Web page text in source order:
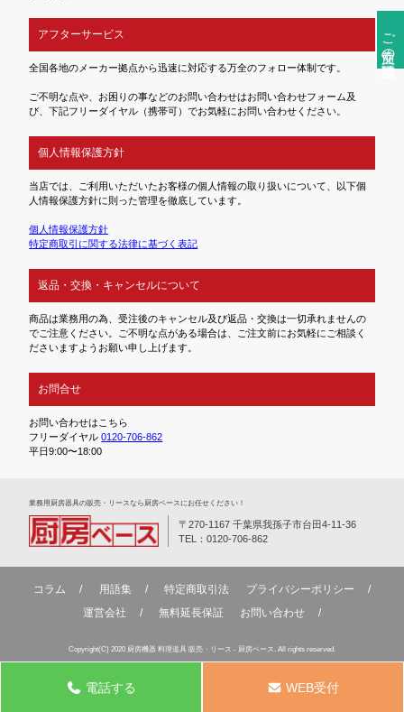
ご注文前の確認事項
アフターサービス
全国各地のメーカー拠点から迅速に対応する万全のフォロー体制です。
ご不明な点や、お困りの事などのお問い合わせはお問い合わせフォーム及
び、下記フリーダイヤル（携帯可）でお気軽にお問い合わせください。
個人情報保護方針
当店では、ご利用いただいたお客様の個人情報の取り扱いについて、以下個
人情報保護方針に則った管理を徹底しています。
個人情報保護方針
特定商取引に関する法律に基づく表記
返品・交換・キャンセルについて
商品は業務用の為、受注後のキャンセル及び返品・交換は一切承れませんの
でご注意ください。ご不明な点がある場合は、ご注文前にお気軽にご相談く
ださいますようお願い申し上げます。
お問合せ
お問い合わせはこちら
フリーダイヤル0120-706-862
平日9:00〜18:00
業務⽤厨房器具の販売・リースなら厨房ベースにお任せください！
〒270-1167 千葉県我孫子市台田4-11-36
TEL：0120-706-862
コラム 用語集 特定商取引法
プライバシーポリシー
運営会社
無料延⻑保証 お問い合わせ
Copyright(C) 2020 厨房機器 料理道具 販売・リース - 厨房ベース. All rights reserved.
電話する WEB受付